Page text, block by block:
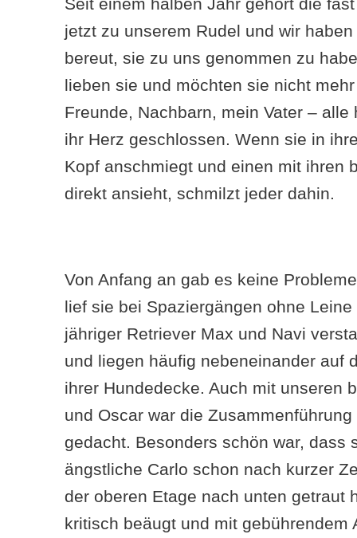
jetzt zu unserem Rudel und wir
bereut, sie zu uns genommen zu
lieben sie und möchten sie nicht
Freunde, Nachbarn, mein Vater – alle
ihr Herz geschlossen. Wenn sie in
Kopf anschmiegt und einen mit ihren
direkt ansieht, schmilzt jeder dahin.
Von Anfang an gab es keine
lief sie bei Spaziergängen ohne
jähriger Retriever Max und Navi
und liegen häufig nebeneinander auf
ihrer Hundedecke. Auch mit unseren
und Oscar war die
gedacht. Besonders schön war, dass
ängstliche Carlo schon nach kurzer
der oberen Etage nach unten getraut
kritisch beäugt und mit gebührendem